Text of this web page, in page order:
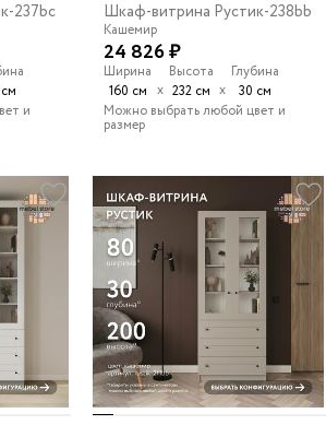
237bc
и
Шкаф-витрина Рустик-238bb
Кашемир
24 826 ₽
Ширина
160 см х
Высота
232 см х
Глубина
30 см
Можно выбрать любой цвет и
размер